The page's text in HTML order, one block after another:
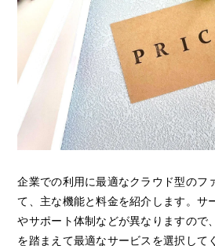
企業での利用に最適なクラウド型のフ
て、主な機能と料金を紹介します。サ
やサポート体制などが異なりますので
を踏まえて最適なサービスを選択して